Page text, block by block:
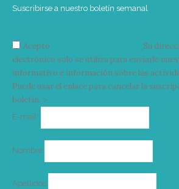
Suscribirse a nuestro boletín semanal
Acepto
Su
electrónico solo se utiliza para enviarle
informativo e información sobre las
Puede usar el enlace para cancelar la
boletín. >
E-mail*
Nombre
Apellidos